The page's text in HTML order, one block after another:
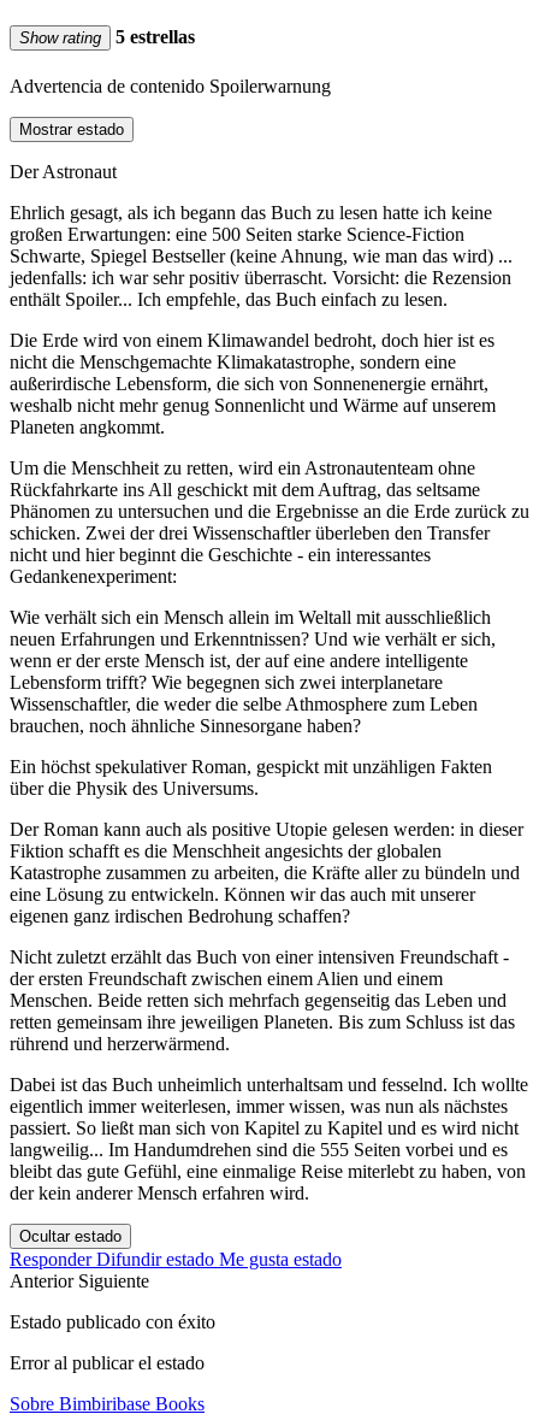
Show rating 5 estrellas
Advertencia de contenido Spoilerwarnung
Mostrar estado
Der Astronaut
Ehrlich gesagt, als ich begann das Buch zu lesen hatte ich keine
großen Erwartungen: eine 500 Seiten starke Science-Fiction
Schwarte, Spiegel Bestseller (keine Ahnung, wie man das wird) ...
jedenfalls: ich war sehr positiv überrascht. Vorsicht: die Rezension
enthält Spoiler... Ich empfehle, das Buch einfach zu lesen.
Die Erde wird von einem Klimawandel bedroht, doch hier ist es
nicht die Menschgemachte Klimakatastrophe, sondern eine
außerirdische Lebensform, die sich von Sonnenenergie ernährt,
weshalb nicht mehr genug Sonnenlicht und Wärme auf unserem
Planeten angkommt.
Um die Menschheit zu retten, wird ein Astronautenteam ohne
Rückfahrkarte ins All geschickt mit dem Auftrag, das seltsame
Phänomen zu untersuchen und die Ergebnisse an die Erde zurück zu
schicken. Zwei der drei Wissenschaftler überleben den Transfer
nicht und hier beginnt die Geschichte - ein interessantes
Gedankenexperiment:
Wie verhält sich ein Mensch allein im Weltall mit ausschließlich
neuen Erfahrungen und Erkenntnissen? Und wie verhält er sich,
wenn er der erste Mensch ist, der auf eine andere intelligente
Lebensform trifft? Wie begegnen sich zwei interplanetare
Wissenschaftler, die weder die selbe Athmosphere zum Leben
brauchen, noch ähnliche Sinnesorgane haben?
Ein höchst spekulativer Roman, gespickt mit unzähligen Fakten
über die Physik des Universums.
Der Roman kann auch als positive Utopie gelesen werden: in dieser
Fiktion schafft es die Menschheit angesichts der globalen
Katastrophe zusammen zu arbeiten, die Kräfte aller zu bündeln und
eine Lösung zu entwickeln. Können wir das auch mit unserer
eigenen ganz irdischen Bedrohung schaffen?
Nicht zuletzt erzählt das Buch von einer intensiven Freundschaft -
der ersten Freundschaft zwischen einem Alien und einem
Menschen. Beide retten sich mehrfach gegenseitig das Leben und
retten gemeinsam ihre jeweiligen Planeten. Bis zum Schluss ist das
rührend und herzerwärmend.
Dabei ist das Buch unheimlich unterhaltsam und fesselnd. Ich wollte
eigentlich immer weiterlesen, immer wissen, was nun als nächstes
passiert. So ließt man sich von Kapitel zu Kapitel und es wird nicht
langweilig... Im Handumdrehen sind die 555 Seiten vorbei und es
bleibt das gute Gefühl, eine einmalige Reise miterlebt zu haben, von
der kein anderer Mensch erfahren wird.
Ocultar estado
Responder Difundir estado Me gusta estado
Anterior Siguiente
Estado publicado con éxito
Error al publicar el estado
Sobre Bimbiribase Books